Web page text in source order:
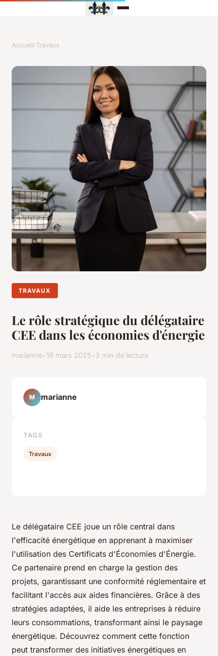
Accueil›Travaux
TRAVAUX
Le rôle stratégique du délégataire
CEE dans les économies d'énergie
marianne•18 mars 2025•3 min de lecture
Le délégataire CEE joue un rôle central dans
l'efficacité énergétique en apprenant à maximiser
l'utilisation des Certificats d'Économies d'Énergie.
Ce partenaire prend en charge la gestion des
projets, garantissant une conformité réglementaire et
facilitant l'accès aux aides financières. Grâce à des
stratégies adaptées, il aide les entreprises à réduire
leurs consommations, transformant ainsi le paysage
énergétique. Découvrez comment cette fonction
peut transformer des initiatives énergétiques en
M marianne
TAGS
Travaux